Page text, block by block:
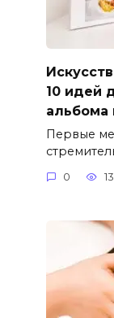
10 идей
Первые
0 13